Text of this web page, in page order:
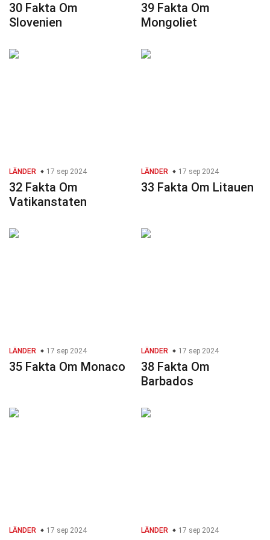
30 Fakta Om
Slovenien
39 Fakta Om
Mongoliet
LÄNDER 17 sep 2024
32 Fakta Om
Vatikanstaten
LÄNDER 17 sep 2024
33 Fakta Om Litauen
LÄNDER 17 sep 2024
35 Fakta Om Monaco
LÄNDER 17 sep 2024
38 Fakta Om
Barbados
LÄNDER 17 sep 2024 LÄNDER 17 sep 2024